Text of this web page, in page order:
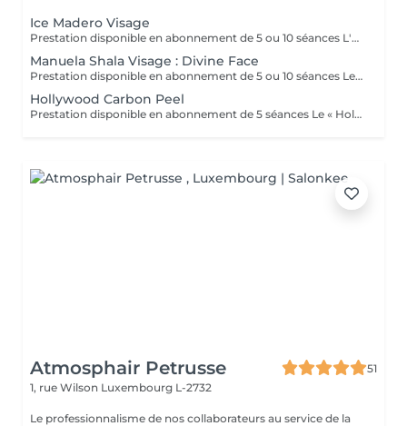
Ice Madero Visage
Prestation disponible en abonnement de 5 ou 10 séances L'« ice madéro visage » est une technique de soin esthétique qui combine la madérothérapie (massage avec des outils en bois) et la cryothérapie (utilisation du froid) pour des résultats de rajeunissement et de raffermissement. Ce soin utilise des outils en métal froids et une crème glacée naturelle pour stimuler la circulation, oxygéner la peau, réduire les gonflements et les ridules, tout en apportant une sensation de détente. Bienfaits principaux : -Raffermissement et effet tenseur : Le froid et les outils en métal aident à resserrer les tissus pour un effet lifting immédiat. - Drainage et décongestion : La technique stimule la circulation lymphatique et sanguine, aidant à réduire les poches et les cernes. - Oxygénation et éclat : Il améliore l'oxygénation cellulaire pour un teint plus lumineux. - Action anti-âge : Il contribue à prévenir les ridules et peut aider à améliorer la production de collagène. - Relaxation : Il procure une sensation de détente et de bien-être profond.
Manuela Shala Visage : Divine Face
Prestation disponible en abonnement de 5 ou 10 séances Le soin du visage anti-âge Divine Face est un drainage du visage complet qui agit en profondeur sur la peau. Conçu par Manuela Shala, référence incontournable dans le domaine du lympho-modelage. Il combine des gestes précis et des techniques innovantes pour offrir des résultats visibles dès la première séance. Il consiste à remodeler le contour du visage, à oxygéner les tissus, à aplanir et à lisser les rides. Avec une seule séance, vous verrez déjà une différence : un air plus jeune et plus frais. De plus, grâce aux gestes spéciaux réalisés par Laura durant votre soin Divine Face by Manuela Shala les fluides que l'on peut appeler excédentaires seront éliminés par votre corps et la production de nouvelle lymphe sera stimulée. Ce soin du visage vous donne sans aucun doute une apparence plus jeune et plus fraîche.
Hollywood Carbon Peel
Prestation disponible en abonnement de 5 séances Le « Hollywood Carbon Peel » est un traitement de microneedling doux qui combine un masque au charbon actif et un laser pour nettoyer en profondeur, purifier et rajeunir la peau. Il cible le sébum, les impuretés, les pores dilatés, les rides fines, les taches pigmentaires et les cicatrices d'acné pour améliorer la texture et l'éclat de la peau, offrant un effet immédiat sans temps de récupération. Ce traitement, aussi appelé « China Doll Peel » en Asie, peut être effectué avant un événement important car il n'entraîne aucune éviction sociale. Comment ça marche: -Application du masque : Une fine couche de masque au charbon actif est appliquée sur la peau. Le charbon a la capacité d'absorber les impuretés. -Passage du laser : Un laser à basse énergie est utilisé pour chauffer et vaporiser le masque au charbon. Effet sur la peau : -Nettoyage et exfoliation : L'action du laser sur le masque élimine les cellules mortes et les impuretés piégées. -Stimulation du collagène : L'effet thermique du laser stimule en profondeur la production de collagène pour une peau plus ferme et élastique. Pour qui ? -Peaux mixtes à grasses : régule le sébum -Peaux sèches et sensibles : purifie sans agresser -Peaux présentant des signes de vieillissement : ridules, perte de fermeté -Peaux à imperfections : points noirs, cicatrices d'acné, taches pigmentaires -Peaux ternes : pour un coup d'éclat immédiat
Atmosphair Petrusse
51
1, rue Wilson Luxembourg L-2732
Le professionnalisme de nos collaborateurs au service de la